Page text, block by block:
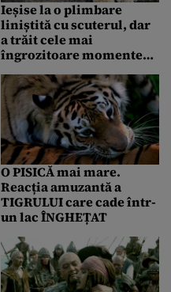
Ieșise la o plimbare
liniștită cu scuterul, dar
a trăit cele mai
îngrozitoare momente
aproape să îi înhațe roata
– VIDEO
O PISICĂ mai mare.
Reacția amuzantă a
TIGRULUI care cade într-
un lac ÎNGHEȚAT